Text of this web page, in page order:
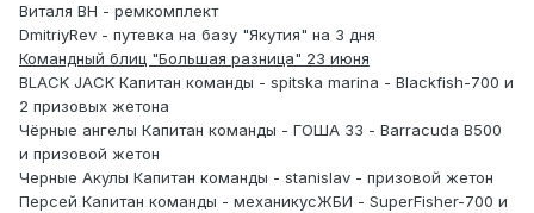
Виталя ВН - ремкомплект
DmitriyRev - путевка на базу "Якутия" на 3 дня
Командный блиц "Большая разница" 23 июня
BLACK JACK Капитан команды - spitska marina - Blackfish-700 и
2 призовых жетона
Чёрные ангелы Капитан команды - ГОША 33 - Barracuda В500
и призовой жетон
Черные Акулы Капитан команды - stanislav - призовой жетон
Персей Капитан команды - механикусЖБИ - SuperFisher-700 и